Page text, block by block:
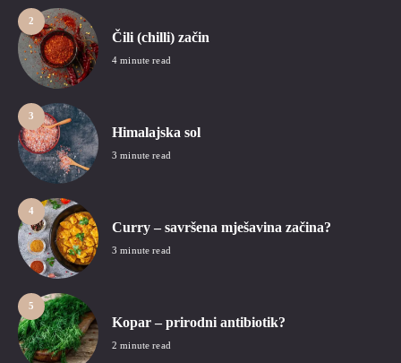
2
Čili (chilli) začin
4 minute read
3
Himalajska sol
3 minute read
4
Curry – savršena mješavina začina?
3 minute read
5
Kopar – prirodni antibiotik?
2 minute read